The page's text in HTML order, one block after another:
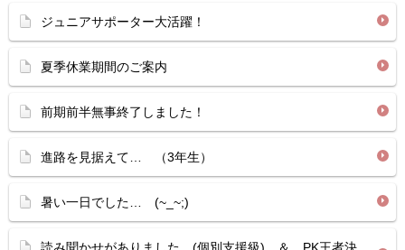
ジュニアサポーター大活躍！
夏季休業期間のご案内
前期前半無事終了しました！
進路を見据えて… （3年生）
暑い一日でした… (~_~;)